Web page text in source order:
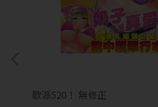
歐派520！ 無修正